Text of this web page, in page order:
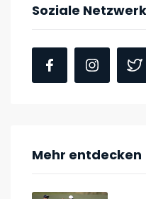
Soziale
Mehr entdecken